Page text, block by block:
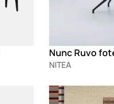
Nunc Ruvo
NITEA
Loading